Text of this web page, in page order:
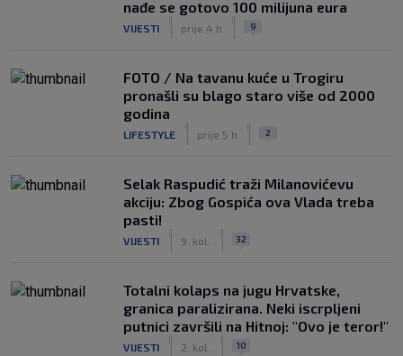
nađe se gotovo 100 milijuna eura
VIJESTI prije 4 h 9
FOTO / Na tavanu kuće u Trogiru
pronašli su blago staro više od 2000
godina
LIFESTYLE prije 5 h 2
Selak Raspudić traži Milanovićevu
akciju: Zbog Gospića ova Vlada treba
pasti!
VIJESTI 9. kol. 32
Totalni kolaps na jugu Hrvatske,
granica paralizirana. Neki iscrpljeni
putnici završili na Hitnoj: "Ovo je teror!"
VIJESTI 2. kol. 10